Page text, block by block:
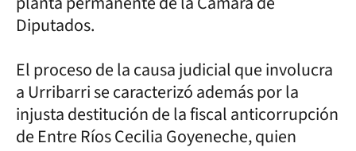
Diputados.
El proceso de la causa judicial que involucra
a Urribarri se caracterizó además por la
injusta destitución de la fiscal anticorrupción
de Entre Ríos Cecilia Goyeneche, quien